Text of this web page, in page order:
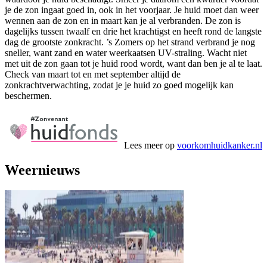
je de zon ingaat goed in, ook in het voorjaar. Je huid moet dan weer
wennen aan de zon en in maart kan je al verbranden. De zon is
dagelijks tussen twaalf en drie het krachtigst en heeft rond de langste
dag de grootste zonkracht. ’s Zomers op het strand verbrand je nog
sneller, want zand en water weerkaatsen UV-straling. Wacht niet
met uit de zon gaan tot je huid rood wordt, want dan ben je al te laat.
Check van maart tot en met september altijd de
zonkrachtverwachting, zodat je je huid zo goed mogelijk kan
beschermen.
Lees meer op voorkomhuidkanker.nl
Weernieuws